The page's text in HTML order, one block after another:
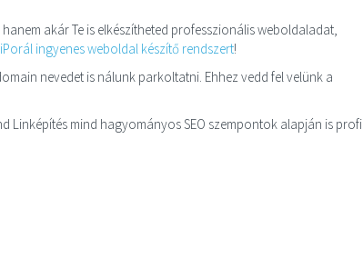
akár Te is elkészítheted professzionális weboldaladat,
ingyenes weboldal készítő rendszert!
nevedet is nálunk parkoltatni. Ehhez vedd fel velünk a
Linképítés mind hagyományos SEO szempontok alapján is profi